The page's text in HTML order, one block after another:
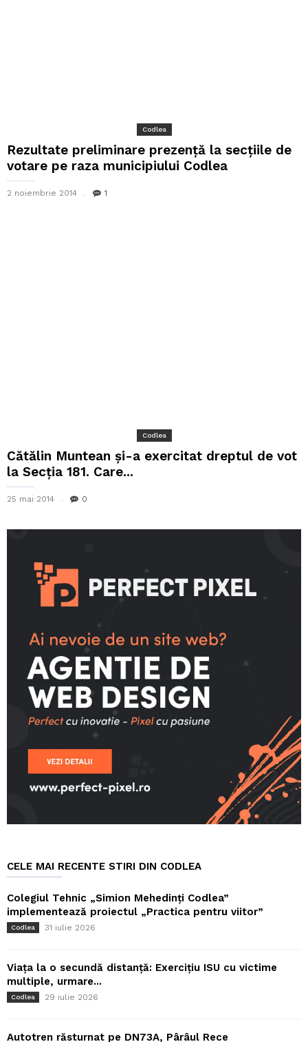
Codlea
Rezultate preliminare prezență la secțiile de
votare pe raza municipiului Codlea
2 noiembrie 2014 1
Codlea
Cătălin Muntean și-a exercitat dreptul de vot
la Secția 181. Care...
25 mai 2014 0
CELE MAI RECENTE STIRI DIN CODLEA
Colegiul Tehnic „Simion Mehedinți Codlea”
implementează proiectul „Practica pentru viitor”
Codlea 31 iulie 2026
Viața la o secundă distanță: Exercițiu ISU cu victime
multiple, urmare...
Codlea 29 iulie 2026
Autotren răsturnat pe DN73A, Pârâul Rece